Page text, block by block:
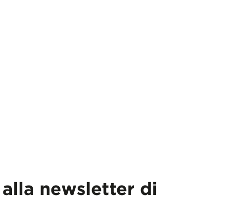
newsletter di